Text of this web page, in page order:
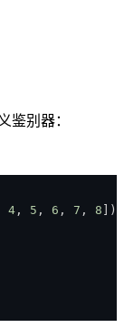
鉴别器：
4 , 5 , 6 , 7 , 8 )